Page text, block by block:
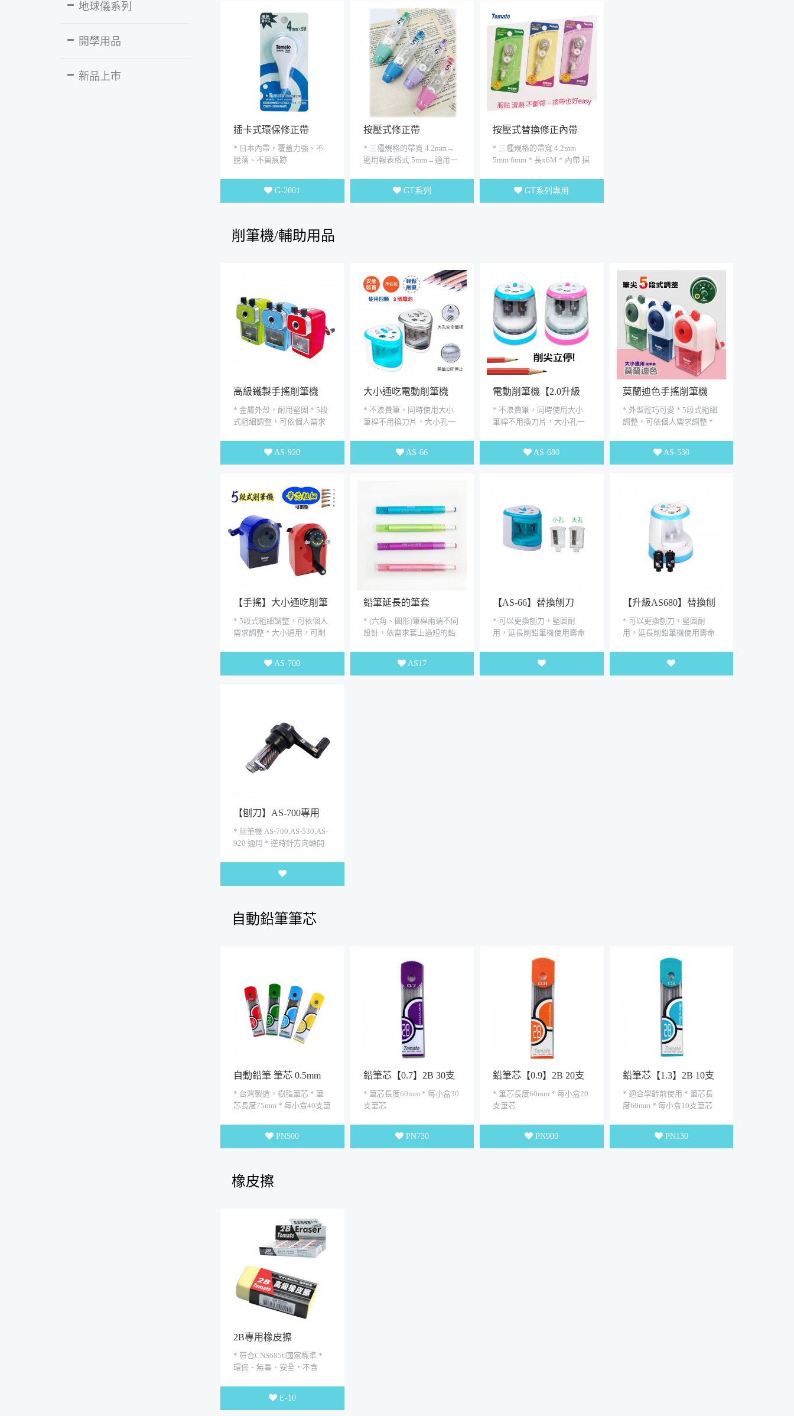
插卡式環保修正帶
* 日本內帶，覆蓋力強、不
脫落、不留痕跡
G-2001
按壓式修正帶
* 三種規格的帶寬 4.2mm→
適用報表格式 5mm→適用一
GT系列
按壓式替換修正內帶
* 三種規格的帶寬 4.2mm
5mm 6mm * 長x6M * 內帶 採
GT系列專用
削筆機/輔助用品
高級鐵製手搖削筆機
* 金屬外殼，耐用堅固 * 5段
式粗細調整，可依個人需求
AS-920
大小通吃電動削筆機
* 不浪費筆，同時使用大小
筆桿不用換刀片，大小孔一
AS-66
電動削筆機【2.0升級
版】
* 不浪費筆，同時使用大小
筆桿不用換刀片，大小孔一
AS-680
莫蘭迪色手搖削筆機
* 外型輕巧可愛 * 5段式粗細
調整，可依個人需求調整 *
AS-530
【手搖】大小通吃削筆
* 5段式粗細調整，可依個人
需求調整 * 大小通用，可削
AS-700
鉛筆延長的筆套
* (六角、圓形)筆桿兩端不同
設計，依需求套上過短的鉛
AS17
【AS-66】替換刨刀
* 可以更換刨刀，堅固耐
用，延長削鉛筆機使用壽命
【升級AS680】替換刨
刀
* 可以更換刨刀，堅固耐
用，延長削鉛筆機使用壽命
【刨刀】AS-700專用
* 削筆機 AS-700,AS-530,AS-
920 通用 * 逆時針方向轉開
自動鉛筆筆芯
自動鉛筆 筆芯 0.5mm
40支入
* 台灣製造，樹脂筆芯 * 筆
芯長度75mm * 每小盒40支筆
PN500
鉛筆芯【0.7】2B 30支
入
* 筆芯長度60mm * 每小盒30
支筆芯
PN730
鉛筆芯【0.9】2B 20支
入
* 筆芯長度60mm * 每小盒20
支筆芯
PN900
鉛筆芯【1.3】2B 10支
入
* 適合學齡前使用 * 筆芯長
度60mm * 每小盒10支筆芯
PN130
橡皮擦
2B專用橡皮擦
* 符合CNS6856國家標準 *
環保、無毒、安全，不含
E-10
地球儀系列
開學用品
新品上市